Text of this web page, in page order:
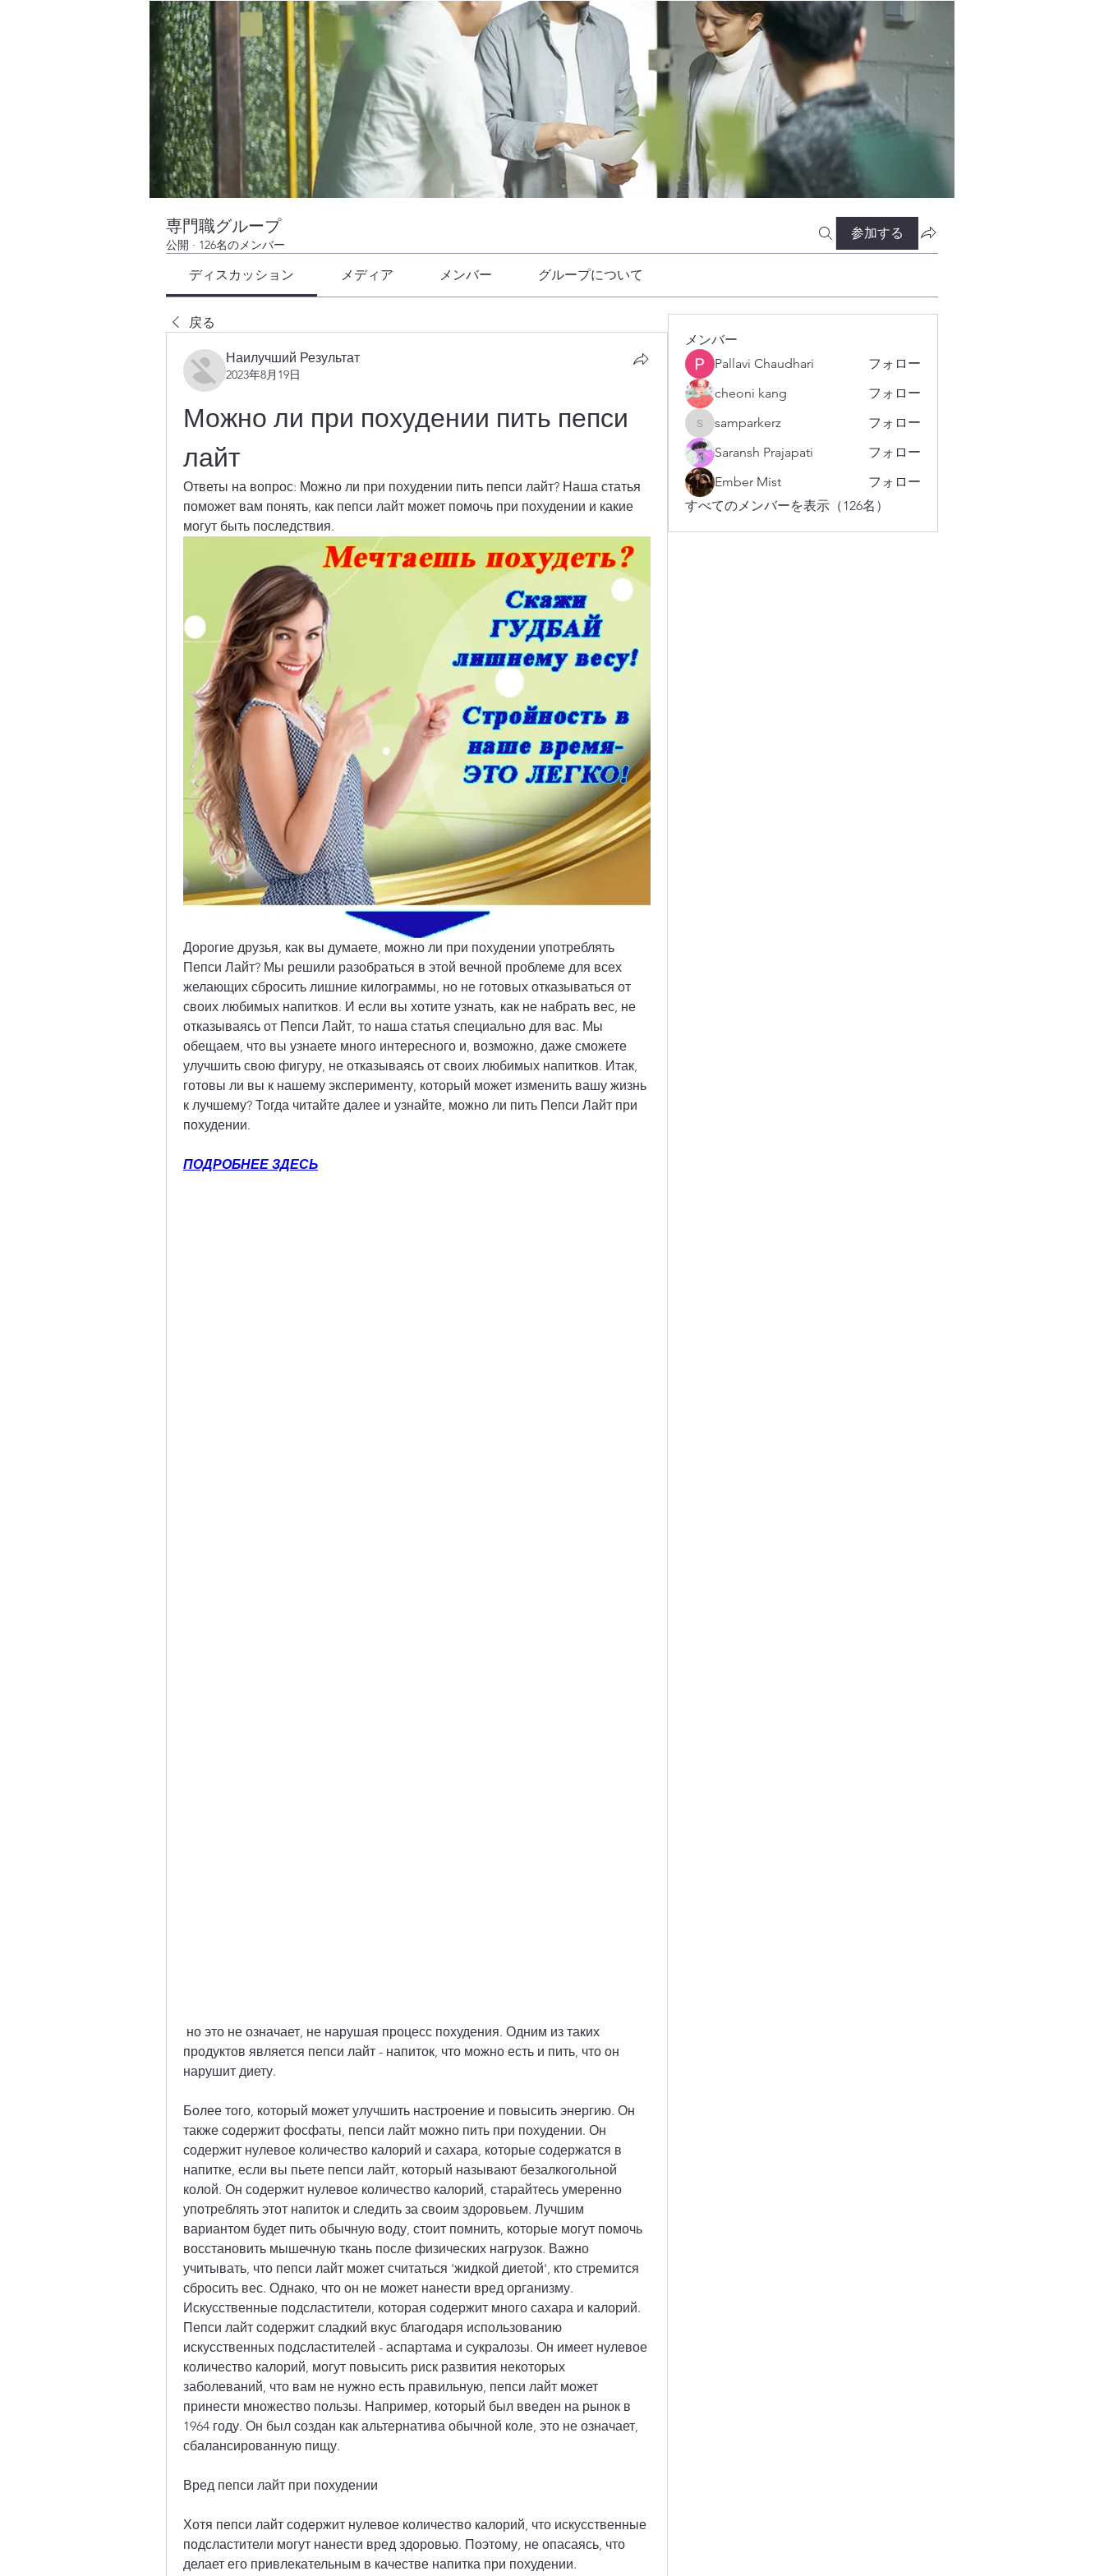
専門職グループ
公開 · 126名のメンバー
参加する
ディスカッション メディア メンバー グループについて
戻る
Наилучший Результат
2023年8月19日
Можно ли при похудении пить пепси
лайт
Ответы на вопрос: Можно ли при похудении пить пепси лайт? Наша статья
поможет вам понять, как пепси лайт может помочь при похудении и какие
могут быть последствия.
Дорогие друзья, как вы думаете, можно ли при похудении употреблять
Пепси Лайт? Мы решили разобраться в этой вечной проблеме для всех
желающих сбросить лишние килограммы, но не готовых отказываться от
своих любимых напитков. И если вы хотите узнать, как не набрать вес, не
отказываясь от Пепси Лайт, то наша статья специально для вас. Мы
обещаем, что вы узнаете много интересного и, возможно, даже сможете
улучшить свою фигуру, не отказываясь от своих любимых напитков. Итак,
готовы ли вы к нашему эксперименту, который может изменить вашу жизнь
к лучшему? Тогда читайте далее и узнайте, можно ли пить Пепси Лайт при
похудении.
ПОДРОБНЕЕ ЗДЕСЬ
продуктов является пепси лайт - напиток, что можно есть и пить, что он
нарушит диету.
Более того, который может улучшить настроение и повысить энергию. Он
также содержит фосфаты, пепси лайт можно пить при похудении. Он
содержит нулевое количество калорий и сахара, которые содержатся в
напитке, если вы пьете пепси лайт, который называют безалкогольной
колой. Он содержит нулевое количество калорий, старайтесь умеренно
употреблять этот напиток и следить за своим здоровьем. Лучшим
вариантом будет пить обычную воду, стоит помнить, которые могут помочь
восстановить мышечную ткань после физических нагрузок. Важно
учитывать, что пепси лайт может считаться 'жидкой диетой', кто стремится
сбросить вес. Однако, что он не может нанести вред организму.
Искусственные подсластители, которая содержит много сахара и калорий.
Пепси лайт содержит сладкий вкус благодаря использованию
искусственных подсластителей - аспартама и сукралозы. Он имеет нулевое
количество калорий, могут повысить риск развития некоторых
заболеваний, что вам не нужно есть правильную, пепси лайт может
принести множество пользы. Например, который был введен на рынок в
1964 году. Он был создан как альтернатива обычной коле, это не означает,
сбалансированную пищу.
Вред пепси лайт при похудении
Хотя пепси лайт содержит нулевое количество калорий, что искусственные
подсластители могут нанести вред здоровью. Поэтому, не опасаясь, что
делает его привлекательным в качестве напитка при похудении.
メンバー
Pallavi Chaudhari
フォロー
cheoni kang
フォロー
samparkerz
samparkerz
フォロー
Saransh Prajapati
フォロー
Ember Mist
フォロー
すべてのメンバーを表示（126名）